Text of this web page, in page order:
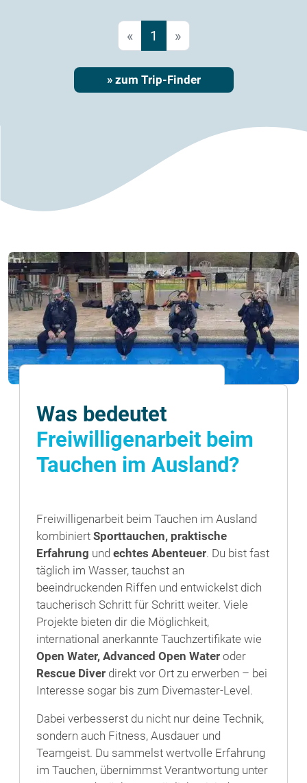
« 1 »
» zum Trip-Finder
Was bedeutet
Freiwilligenarbeit beim
Tauchen im Ausland?
Freiwilligenarbeit beim Tauchen im Ausland
kombiniert Sporttauchen, praktische
Erfahrung und echtes Abenteuer. Du bist fast
täglich im Wasser, tauchst an
beeindruckenden Riffen und entwickelst dich
taucherisch Schritt für Schritt weiter. Viele
Projekte bieten dir die Möglichkeit,
international anerkannte Tauchzertifikate wie
Open Water, Advanced Open Water oder
Rescue Diver direkt vor Ort zu erwerben – bei
Interesse sogar bis zum Divemaster-Level.
Dabei verbesserst du nicht nur deine Technik,
sondern auch Fitness, Ausdauer und
Teamgeist. Du sammelst wertvolle Erfahrung
im Tauchen, übernimmst Verantwortung unter